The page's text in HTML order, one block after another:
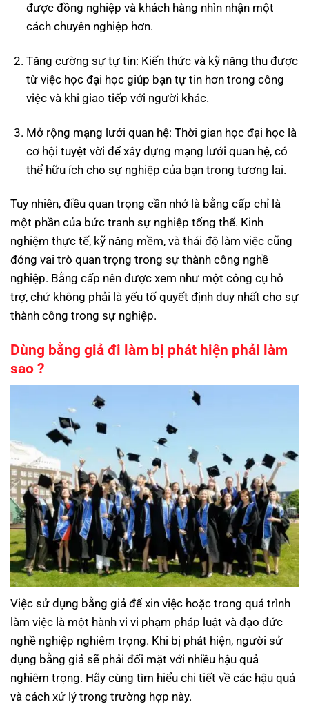
được đồng nghiệp và khách hàng nhìn nhận một
cách chuyên nghiệp hơn.
Tăng cường sự tự tin: Kiến thức và kỹ năng thu được
từ việc học đại học giúp bạn tự tin hơn trong công
việc và khi giao tiếp với người khác.
Mở rộng mạng lưới quan hệ: Thời gian học đại học là
cơ hội tuyệt vời để xây dựng mạng lưới quan hệ, có
thể hữu ích cho sự nghiệp của bạn trong tương lai.
Tuy nhiên, điều quan trọng cần nhớ là bằng cấp chỉ là
một phần của bức tranh sự nghiệp tổng thể. Kinh
nghiệm thực tế, kỹ năng mềm, và thái độ làm việc cũng
đóng vai trò quan trọng trong sự thành công nghề
nghiệp. Bằng cấp nên được xem như một công cụ hỗ
trợ, chứ không phải là yếu tố quyết định duy nhất cho sự
thành công trong sự nghiệp.
Dùng bằng giả đi làm bị phát hiện phải làm
sao ?
Việc sử dụng bằng giả để xin việc hoặc trong quá trình
làm việc là một hành vi vi phạm pháp luật và đạo đức
nghề nghiệp nghiêm trọng. Khi bị phát hiện, người sử
dụng bằng giả sẽ phải đối mặt với nhiều hậu quả
nghiêm trọng. Hãy cùng tìm hiểu chi tiết về các hậu quả
và cách xử lý trong trường hợp này.